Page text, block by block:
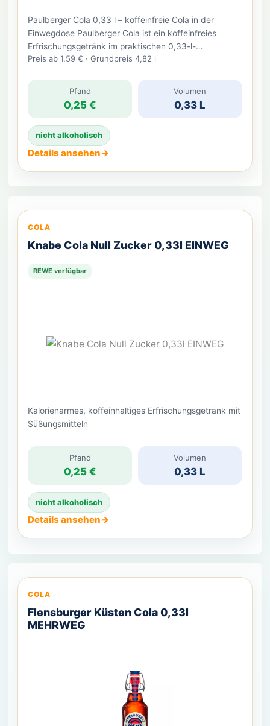
Paulberger Cola 0,33 l – koffeinfreie Cola in der
Einwegdose Paulberger Cola ist ein koffeinfreies
Erfrischungsgetränk im praktischen 0,33-l-
Dosenformat. Die Sorte ergänzt das Sortiment der
klassischen Cola-Geschmack und richtet sich an alle,
die Cola-Genuss ohne Koffein suchen. Durch die
handliche Einwegdose eignet sich das Getränk ideal
für unterwegs, Schule, Arbeit, Gaming, […]
Preis ab 1,59 € ·Grundpreis 4,82 l
Pfand
0,25 €
Volumen
0,33 L
nicht alkoholisch
Details ansehen→
COLA
Knabe Cola Null Zucker 0,33l EINWEG
REWE verfügbar
Kalorienarmes, koffeinhaltiges Erfrischungsgetränk mit
Süßungsmitteln
Pfand
0,25 €
Volumen
0,33 L
nicht alkoholisch
Details ansehen→
COLA
Flensburger Küsten Cola 0,33l
MEHRWEG